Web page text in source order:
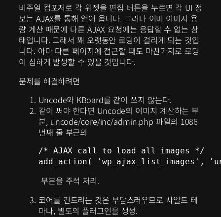
비주얼 컴포저로 각 위젯을 편집 버튼을 누르면 각 UI 정
보는 AJAX를 통해 얻어 옵니다. 그러나 이미 이미지 용
량 계산 때문에 다른 AJAX 요청에는 응답할 수 없는 상
태입니다. 그래서 꽤 오랫동안 로딩이 걸리게 되는 것입
니다. 아마 다른 페이지에 접근할 때도 마찬가지로 로딩
이 심하게 발생할 수 있을 것입니다.
문제를 해결하려면
Uncode와 KBoard를 같이 쓰지 않는다.
같이 써야 한다면 Uncode의 이미지 계산하는 부
분, uncode/core/inc/admin.php 파일의 1086
번째 줄 부근의
/* AJAX call to load all images */
add_action( 'wp_ajax_list_images',
부분을 주석 처리.
코어를 건드리는 것은 부담스러우므로 차일드 테
마나, 별도의 플러그인을 생성.